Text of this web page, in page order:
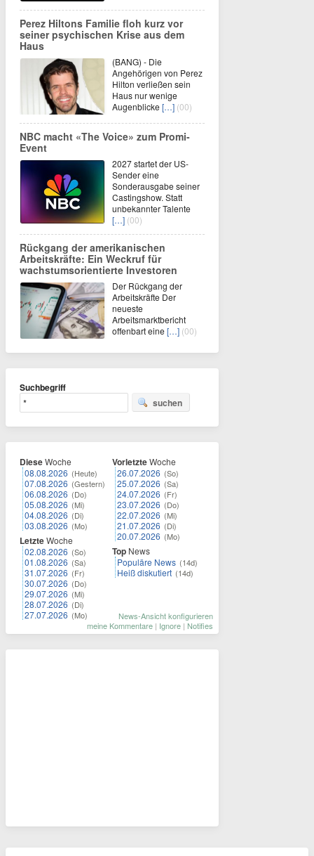
Perez Hiltons Familie floh kurz vor
seiner psychischen Krise aus dem
Haus
(BANG) - Die
Angehörigen von Perez
Hilton verließen sein
Haus nur wenige
Augenblicke […] (00)
NBC macht «The Voice» zum Promi-
Event
2027 startet der US-
Sender eine
Sonderausgabe seiner
Castingshow. Statt
unbekannter Talente
[…] (00)
Rückgang der amerikanischen
Arbeitskräfte: Ein Weckruf für
wachstumsorientierte Investoren
Der Rückgang der
Arbeitskräfte Der
neueste
Arbeitsmarktbericht
offenbart eine […] (00)
Suchbegriff
suchen
DieseWoche
08.08.2026 (Heute)
07.08.2026 (Gestern)
06.08.2026 (Do)
05.08.2026 (Mi)
04.08.2026 (Di)
03.08.2026 (Mo)
LetzteWoche
02.08.2026 (So)
01.08.2026 (Sa)
31.07.2026 (Fr)
30.07.2026 (Do)
29.07.2026 (Mi)
28.07.2026 (Di)
27.07.2026 (Mo)
VorletzteWoche
26.07.2026 (So)
25.07.2026 (Sa)
24.07.2026 (Fr)
23.07.2026 (Do)
22.07.2026 (Mi)
21.07.2026 (Di)
20.07.2026 (Mo)
Top News
Populäre News (14d)
Heiß diskutiert (14d)
News-Ansicht konfigurieren
meine Kommentare | Ignore | Notifies